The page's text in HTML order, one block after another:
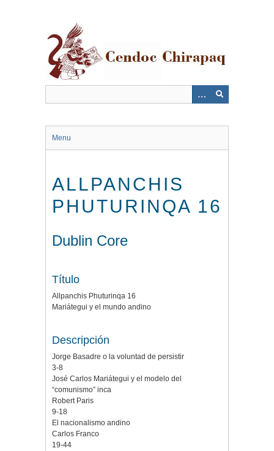
Menu
ALLPANCHIS
PHUTURINQA 16
Dublin Core
Título
Allpanchis Phuturinqa 16
Mariátegui y el mundo andino
Descripción
Jorge Basadre o la voluntad de persistir
3-8
José Carlos Mariátegui y el modelo del
“comunismo” inca
Robert Paris
9-18
El nacionalismo andino
Carlos Franco
19-44